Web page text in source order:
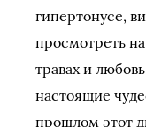
гипертонусе,
просмотреть
травах и
настоящие
прошлом этот